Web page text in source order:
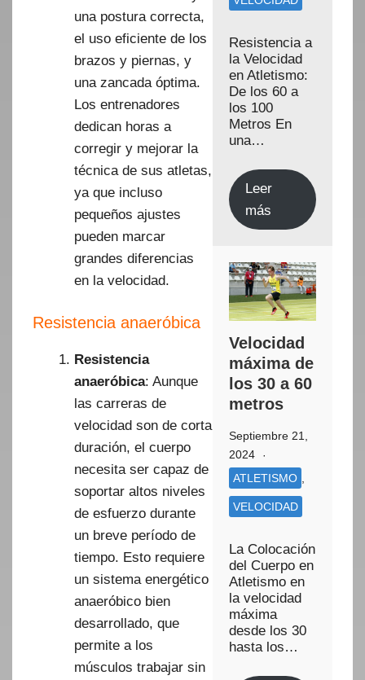
una postura correcta,
el uso eficiente de los
brazos y piernas, y
una zancada óptima.
Los entrenadores
dedican horas a
corregir y mejorar la
técnica de sus atletas,
ya que incluso
pequeños ajustes
pueden marcar
grandes diferencias
en la velocidad.
Resistencia anaeróbica
Resistencia
anaeróbica: Aunque
las carreras de
velocidad son de corta
duración, el cuerpo
necesita ser capaz de
soportar altos niveles
de esfuerzo durante
un breve período de
tiempo. Esto requiere
un sistema energético
anaeróbico bien
desarrollado, que
permite a los
músculos trabajar sin
Resistencia a
la Velocidad
en Atletismo:
De los 60 a
los 100
Metros En
una…
Leer
más
Velocidad
máxima de
los 30 a 60
metros
Septiembre 21,
2024
ATLETISMO
VELOCIDAD
La Colocación
del Cuerpo en
Atletismo en
la velocidad
máxima
desde los 30
hasta los…